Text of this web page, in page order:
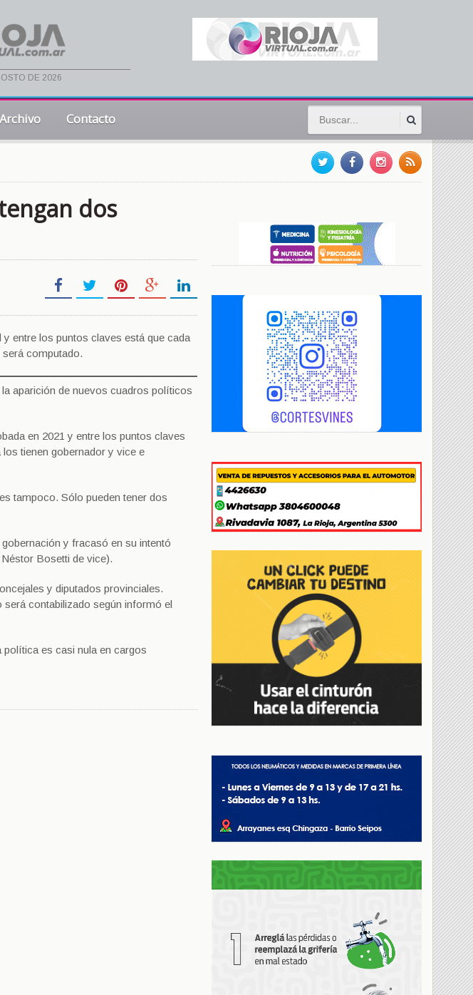
de 2026
Archivo Contacto
dos
entre los puntos claves está que cada
computado.
aparición de nuevos cuadros políticos
en 2021 y entre los puntos claves
tienen gobernador y vice e
tampoco. Sólo pueden tener dos
y fracasó en su intentó
Bosetti de vice).
y diputados provinciales.
contabilizado según informó el
política es casi nula en cargos